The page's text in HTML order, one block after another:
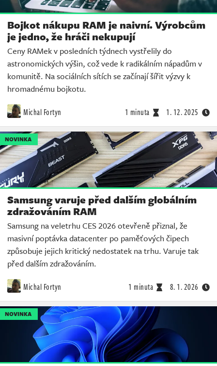
Bojkot nákupu RAM je naivní. Výrobcům
je jedno, že hráči nekupují
Ceny RAMek v posledních týdnech vystřelily do
astronomických výšin, což vede k radikálním nápadům v
komunitě. Na sociálních sítích se začínají šířit výzvy k
hromadnému bojkotu.
Michal Fortyn 1 minuta 1. 12. 2025
NOVINKA
Samsung varuje před dalším globálním
zdražováním RAM
Samsung na veletrhu CES 2026 otevřeně přiznal, že
masivní poptávka datacenter po paměťových čipech
způsobuje jejich kritický nedostatek na trhu. Varuje tak
před dalším zdražováním.
Michal Fortyn 1 minuta 8. 1. 2026
NOVINKA